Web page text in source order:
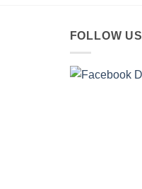
FOLLOW US